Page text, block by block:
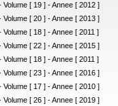
Volume [ 19 ] - Annee [ 2012 ]
Volume [ 20 ] - Annee [ 2013 ]
Volume [ 18 ] - Annee [ 2011 ]
Volume [ 22 ] - Annee [ 2015 ]
Volume [ 18 ] - Annee [ 2011 ]
Volume [ 23 ] - Annee [ 2016 ]
Volume [ 17 ] - Annee [ 2010 ]
Volume [ 26 ] - Annee [ 2019 ]